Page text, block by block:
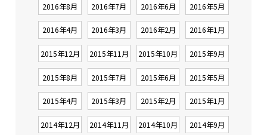
2016年8月 2016年7月 2016年6月 2016年5月
2016年4月 2016年3月 2016年2月 2016年1月
2015年12月 2015年11月 2015年10月 2015年9月
2015年8月 2015年7月 2015年6月 2015年5月
2015年4月 2015年3月 2015年2月 2015年1月
2014年12月 2014年11月 2014年10月 2014年9月